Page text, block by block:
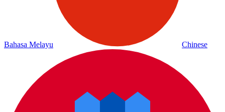
Bahasa Melayu Chinese